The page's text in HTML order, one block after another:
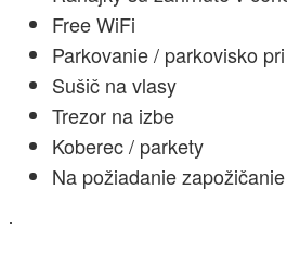
Free WiFi
Parkovanie / parkovisko
Sušič na vlasy
Trezor na izbe
Koberec / parkety
Na požiadanie
.